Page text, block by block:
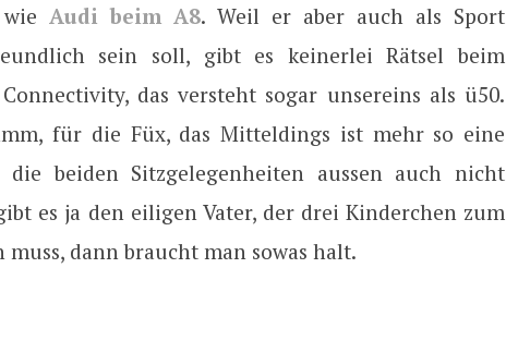
Audi beim A8. Weil er aber auch als Sport
sein soll, gibt es keinerlei Rätsel beim
das versteht sogar unsereins als ü50.
für die Füx, das Mitteldings ist mehr so eine
die beiden Sitzgelegenheiten aussen auch nicht
es ja den eiligen Vater, der drei Kinderchen zum
dann braucht man sowas halt.